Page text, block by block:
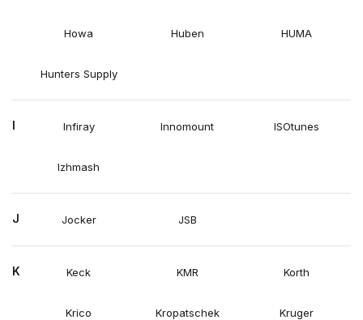
Howa Huben HUMA
Hunters Supply
I Infiray Innomount ISOtunes
Izhmash
J Jocker JSB
K Keck KMR Korth
Krico Kropatschek Kruger